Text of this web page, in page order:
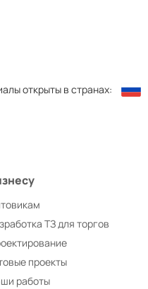
открыты в странах:
ТЗ для торгов
проекты
работы